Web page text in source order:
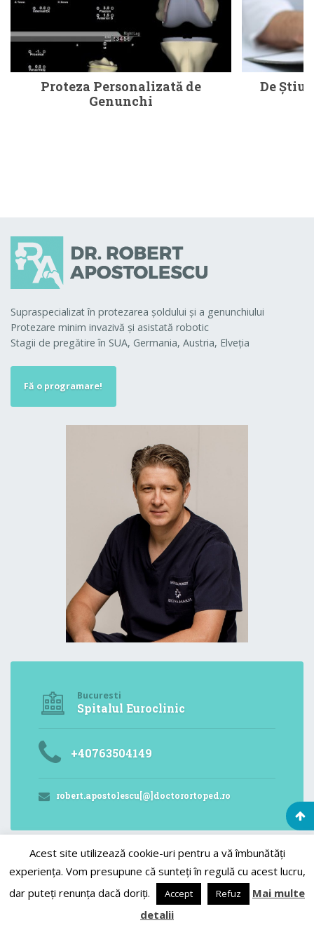
Proteza Personalizată de
Genunchi
De
Supraspecializat în protezarea şoldului şi a genunchiului
Protezare minim invazivă şi asistată robotic
Stagii de pregătire în SUA, Germania, Austria, Elveţia
Fă o programare!
Bucuresti
Spitalul Euroclinic
+40763504149
robert.apostolescu[@]doctorortoped.ro
© 2024 - Toate Drepturile sunt rezervate - Dr. Robert Apostolescu
Acest site utilizează cookie-uri pentru a vă îmbunătăți
experiența. Vom presupune că sunteți în regulă cu acest lucru,
dar puteți renunța dacă doriți.
Accept Refuz
Mai multe
detalii